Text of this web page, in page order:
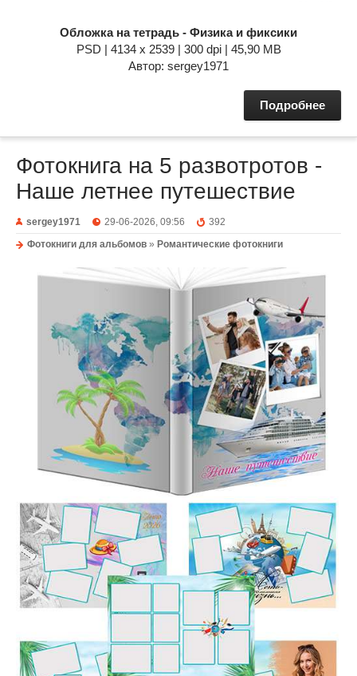
Обложка на тетрадь - Физика и фиксики
PSD | 4134 x 2539 | 300 dpi | 45,90 MB
Автор: sergey1971
Подробнее
Фотокнига на 5 развотротов -
Наше летнее путешествие
sergey1971 29-06-2026, 09:56
392
Фотокниги для альбомов » Романтические фотокниги